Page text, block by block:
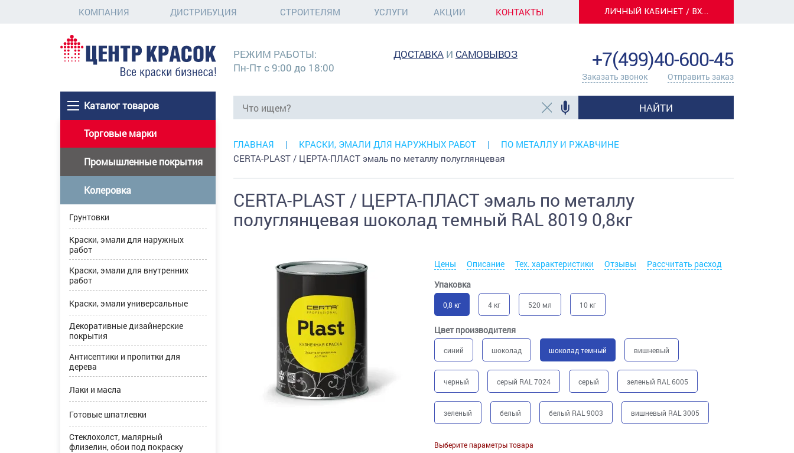
КОМПАНИЯ ДИСТРИБУЦИЯ СТРОИТЕЛЯМ УСЛУГИ АКЦИИ КОНТАКТЫ ЛИЧНЫЙ КАБИНЕТ / ВХОД
Каталог товаров
РЕЖИМ РАБОТЫ:
Пн-Пт с 9:00 до 18:00
ДОСТАВКАИ САМОВЫВОЗ +7(499)40-600-45
Заказать звонок Отправить заказ
НАЙТИ
Торговые марки
Промышленные покрытия
Колеровка
Грунтовки
Краски, эмали для наружных
работ
Краски, эмали для внутренних
работ
Краски, эмали универсальные
Декоративные дизайнерские
покрытия
Антисептики и пропитки для
дерева
Лаки и масла
Готовые шпатлевки
Стеклохолст, малярный
флизелин, обои под покраску
ГЛАВНАЯ КРАСКИ, ЭМАЛИ ДЛЯ НАРУЖНЫХ РАБОТ
ПО МЕТАЛЛУ И РЖАВЧИНЕ
CERTA-PLAST / ЦЕРТА-ПЛАСТ эмаль по металлу полуглянцевая
CERTA-PLAST / ЦЕРТА-ПЛАСТ эмаль по металлу
полуглянцевая шоколад темный RAL 8019 0,8кг
Цены Описание Тех. характеристики Отзывы
Рассчитать расход
Упаковка
0,8 кг 4 кг 520 мл 10 кг
Цвет производителя
синий шоколад шоколад темный вишневый
черный серый RAL 7024 серый зеленый RAL 6005
зеленый белый белый RAL 9003 вишневый RAL 3005
Выберите параметры товара